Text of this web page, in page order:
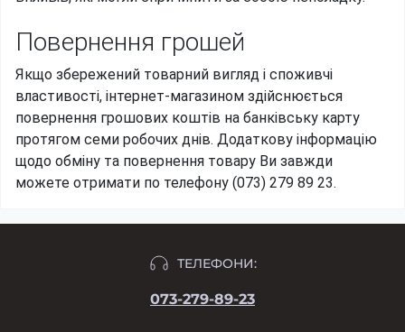
Повернення грошей
Якщо збережений товарний вигляд і споживчі
властивості, інтернет-магазином здійснюється
повернення грошових коштів на банківську карту
протягом семи робочих днів. Додаткову інформацію
щодо обміну та повернення товару Ви завжди
можете отримати по телефону (073) 279 89 23.
ТЕЛЕФОНИ:
073-279-89-23